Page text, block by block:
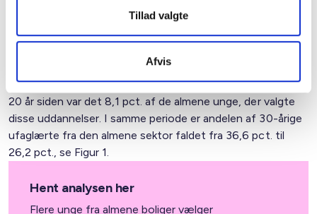
Tillad valgte
Afvis
Hent analysen her
Flere unge fra almene boliger vælger
I dag har 16,4 pct. af 30-årige fra den almene sektor
sundhedshjælper og -assistent, pædagogisk assistent,
pædagog, socialrådgiver, lærer og sygeplejerske. For godt
20 år siden var det 8,1 pct. af de almene unge, der valgte
disse uddannelser. I samme periode er andelen af 30-årige
ufaglærte fra den almene sektor faldet fra 36,6 pct. til
26,2 pct., se Figur 1.